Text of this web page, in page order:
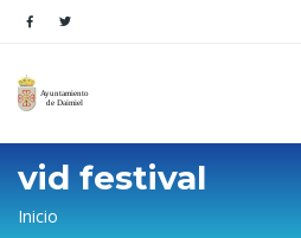
vid festival
Sobrescribir
Inicio